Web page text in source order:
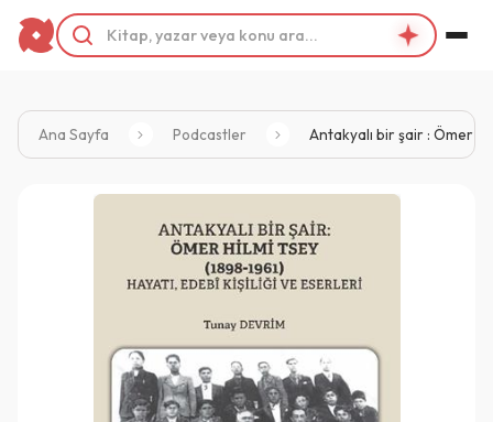
Ana Sayfa Podcastler Antakyalı bir şair : Ömer